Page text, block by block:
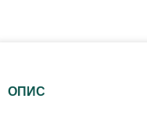
ОПИС